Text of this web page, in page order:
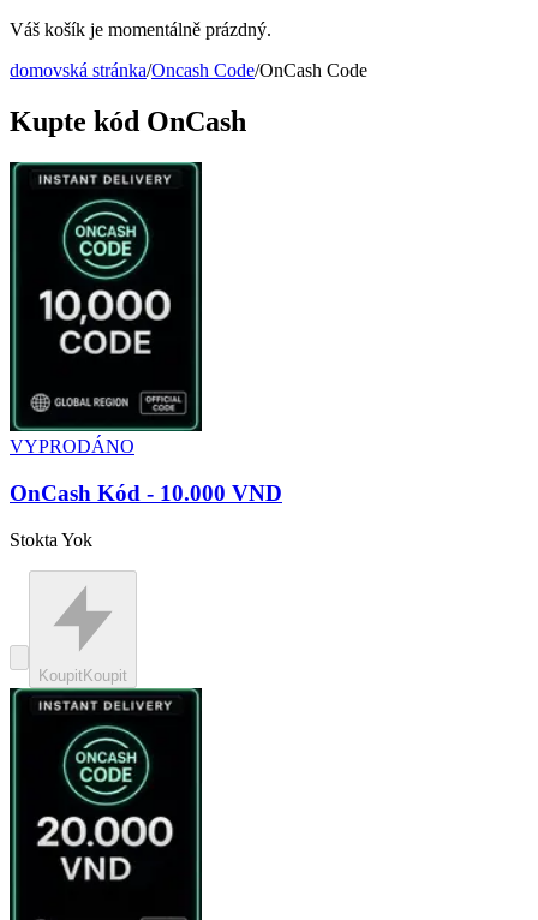
Váš košík je momentálně prázdný.
domovská stránka/Oncash Code/OnCash Code
Kupte kód OnCash
VYPRODÁNO
OnCash Kód - 10.000 VND
Stokta Yok
KoupitKoupit